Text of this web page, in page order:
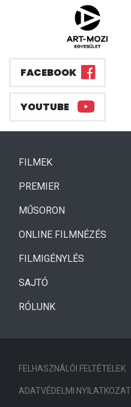
FACEBOOK
YOUTUBE
FILMEK(CURRENT)
PREMIER
MŰSORON
ONLINE FILMNÉZÉS
FILMIGÉNYLÉS
SAJTÓ
RÓLUNK
FELHASZNÁLÓI FELTÉTELEK
ADATVÉDELMI NYILATKOZAT